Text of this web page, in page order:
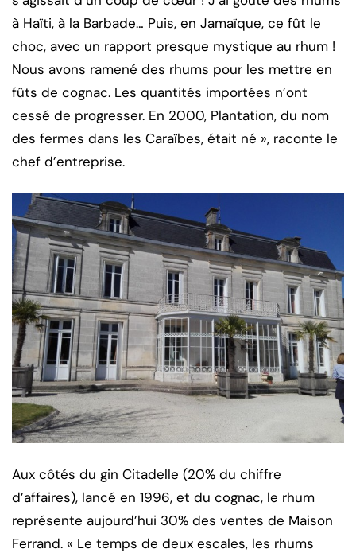
à Haïti, à la Barbade… Puis, en Jamaïque, ce fût le
choc, avec un rapport presque mystique au rhum !
Nous avons ramené des rhums pour les mettre en
fûts de cognac. Les quantités importées n’ont
cessé de progresser. En 2000, Plantation, du nom
des fermes dans les Caraïbes, était né », raconte le
chef d’entreprise.
Aux côtés du gin Citadelle (20% du chiffre
d’affaires), lancé en 1996, et du cognac, le rhum
représente aujourd’hui 30% des ventes de Maison
Ferrand. « Le temps de deux escales, les rhums